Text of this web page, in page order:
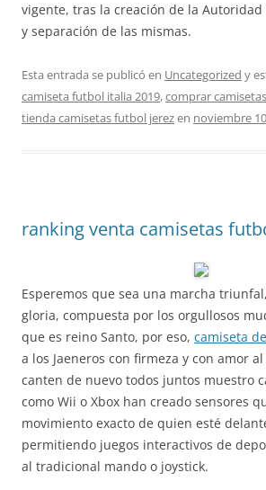
vigente, tras la creación de la Autoridad
y separación de las mismas.
Esta entrada se publicó en Uncategorized y
camiseta futbol italia 2019,comprar
tienda camisetas futbol jerezen noviembre
ranking venta camisetas
Esperemos que sea una marcha
gloria, compuesta por los orgullosos
que es reino Santo, por eso, camiseta
a los Jaeneros con firmeza y con amor
canten de nuevo todos juntos muestro
como Wii o Xbox han creado sensores
movimiento exacto de quien esté
permitiendo juegos interactivos de
al tradicional mando o joystick.